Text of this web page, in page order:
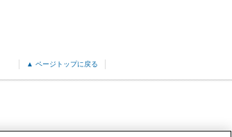
▲ ページトップに戻る